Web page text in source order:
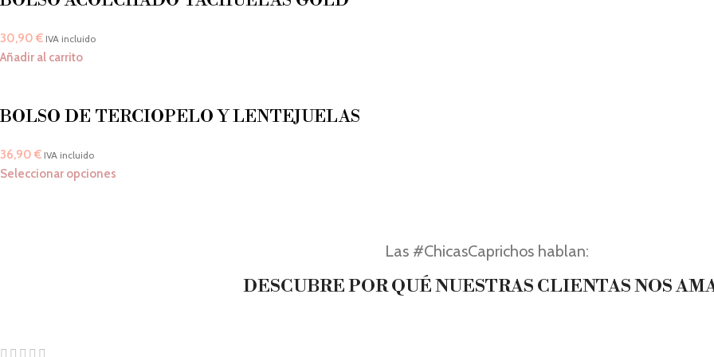
30,90 € IVA incluido
Añadir al carrito
BOLSO DE TERCIOPELO Y LENTEJUELAS
36,90 € IVA incluido
Seleccionar opciones
Las #ChicasCaprichos hablan:
DESCUBRE POR QUÉ NUESTRAS CLIENTAS NOS